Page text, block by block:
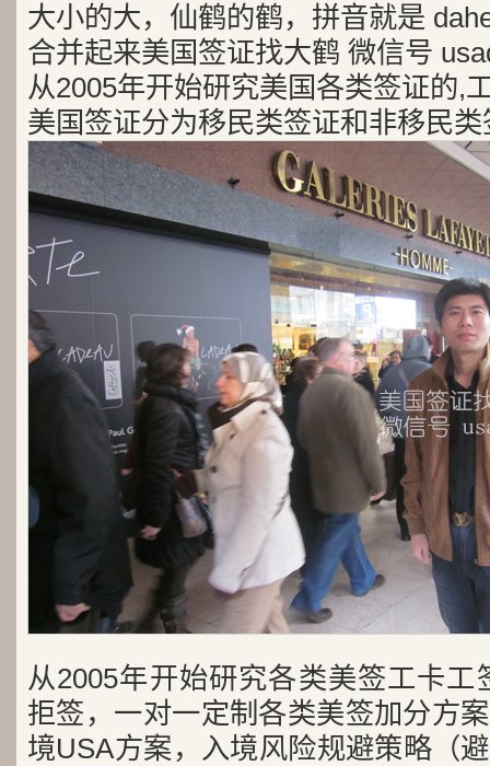
大小的大，仙鹤的鹤，拼音就是
合并起来美国签证找大鹤 微信号
从2005年开始研究美国各类签证的,
美国签证分为移民类签证和非移民
从2005年开始研究各类美签工卡工
拒签，一对一定制各类美签加分方
境USA方案，入境风险规避策略（